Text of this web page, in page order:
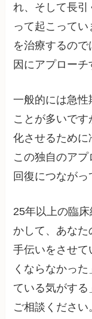
れ、そして長
って起こって
を治療するの
因にアプローチ
一般的には急性
ことが多いで
化させるために
この独自のア
回復につながっ
25年以上の臨
かして、あな
手伝いをさせて
くならなかっ
ている気がす
ご相談くださ